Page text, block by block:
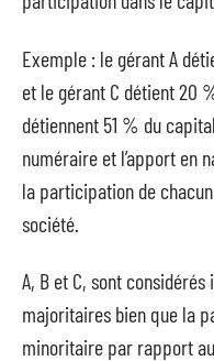
Exemple : le gérant A
et le gérant C détient 20
détiennent 51 % du
numéraire et l’apport en
la participation de
société.
A, B et C, sont
majoritaires bien que la
minoritaire par rapport